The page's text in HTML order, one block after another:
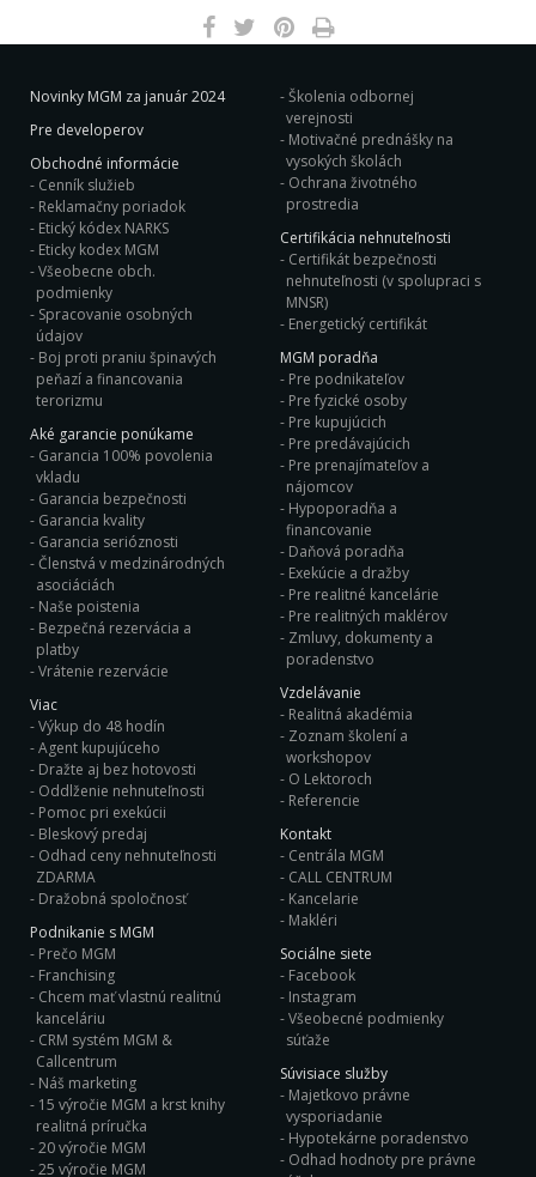
Novinky MGM za január 2024
Pre developerov
Obchodné informácie
Cenník služieb
Reklamačny poriadok
Etický kódex NARKS
Eticky kodex MGM
Všeobecne obch.
podmienky
Spracovanie osobných
údajov
Boj proti praniu špinavých
peňazí a financovania
terorizmu
Aké garancie ponúkame
Garancia 100% povolenia
vkladu
Garancia bezpečnosti
Garancia kvality
Garancia serióznosti
Členstvá v medzinárodných
asociáciách
Naše poistenia
Bezpečná rezervácia a
platby
Vrátenie rezervácie
Viac
Výkup do 48 hodín
Agent kupujúceho
Dražte aj bez hotovosti
Oddlženie nehnuteľnosti
Pomoc pri exekúcii
Bleskový predaj
Odhad ceny nehnuteľnosti
ZDARMA
Dražobná spoločnosť
Podnikanie s MGM
Prečo MGM
Franchising
Chcem mať vlastnú realitnú
kanceláriu
CRM systém MGM &
Callcentrum
Náš marketing
15 výročie MGM a krst knihy
realitná príručka
20 výročie MGM
25 výročie MGM
Školenia odbornej
verejnosti
Motivačné prednášky na
vysokých školách
Ochrana životného
prostredia
Certifikácia nehnuteľnosti
Certifikát bezpečnosti
nehnuteľnosti (v spolupraci s
MNSR)
Energetický certifikát
MGM poradňa
Pre podnikateľov
Pre fyzické osoby
Pre kupujúcich
Pre predávajúcich
Pre prenajímateľov a
nájomcov
Hypoporadňa a
financovanie
Daňová poradňa
Exekúcie a dražby
Pre realitné kancelárie
Pre realitných maklérov
Zmluvy, dokumenty a
poradenstvo
Vzdelávanie
Realitná akadémia
Zoznam školení a
workshopov
O Lektoroch
Referencie
Kontakt
Centrála MGM
CALL CENTRUM
Kancelarie
Makléri
Sociálne siete
Facebook
Instagram
Všeobecné podmienky
súťaže
Súvisiace služby
Majetkovo právne
vysporiadanie
Hypotekárne poradenstvo
Odhad hodnoty pre právne